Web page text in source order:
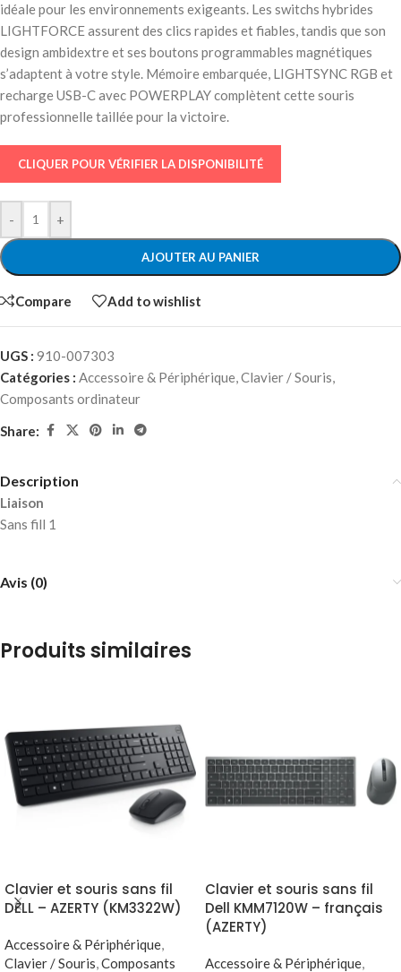
idéale pour les environnements exigeants. Les switchs hybrides
LIGHTFORCE assurent des clics rapides et fiables, tandis que son
design ambidextre et ses boutons programmables magnétiques
s’adaptent à votre style. Mémoire embarquée, LIGHTSYNC RGB et
recharge USB-C avec POWERPLAY complètent cette souris
professionnelle taillée pour la victoire.
CLIQUER POUR VÉRIFIER LA DISPONIBILITÉ
- +
AJOUTER AU PANIER
Compare Add to wishlist
UGS : 910-007303
Catégories : Accessoire & Périphérique,Clavier / Souris,
Composants ordinateur
Share:
Description
Liaison
Sans fill 1
Avis (0)
Produits similaires
Clavier et souris sans fil
DELL – AZERTY (KM3322W)
Accessoire & Périphérique,
Clavier / Souris,Composants
Clavier et souris sans fil
Dell KMM7120W – français
(AZERTY)
Accessoire & Périphérique,